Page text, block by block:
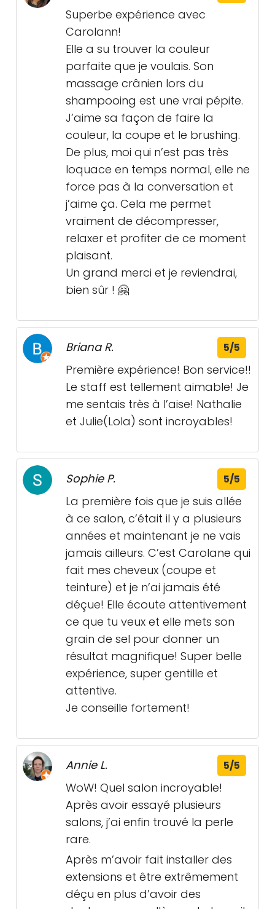
Superbe expérience avec
Carolann!
Elle a su trouver la couleur
parfaite que je voulais. Son
massage crânien lors du
shampooing est une vrai pépite.
J’aime sa façon de faire la
couleur, la coupe et le brushing.
De plus, moi qui n’est pas très
loquace en temps normal, elle ne
force pas à la conversation et
j’aime ça. Cela me permet
vraiment de décompresser,
relaxer et profiter de ce moment
plaisant.
Un grand merci et je reviendrai,
bien sûr ! 🤗
Briana R. 5/5
Première expérience! Bon service!!
Le staff est tellement aimable! Je
me sentais très à l’aise! Nathalie
et Julie(Lola) sont incroyables!
Sophie P. 5/5
La première fois que je suis allée
à ce salon, c’était il y a plusieurs
années et maintenant je ne vais
jamais ailleurs. C’est Carolane qui
fait mes cheveux (coupe et
teinture) et je n’ai jamais été
déçue! Elle écoute attentivement
ce que tu veux et elle mets son
grain de sel pour donner un
résultat magnifique! Super belle
expérience, super gentille et
attentive.
Je conseille fortement!
Annie L. 5/5
WoW! Quel salon incroyable!
Après avoir essayé plusieurs
salons, j’ai enfin trouvé la perle
rare.
Après m’avoir fait installer des
extensions et être extrêmement
déçu en plus d’avoir des